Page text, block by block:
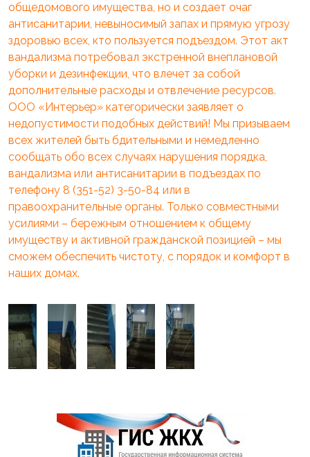
общедомового имущества, но и создает очаг
антисанитарии, невыносимый запах и прямую угрозу
здоровью всех, кто пользуется подъездом. Этот акт
вандализма потребовал экстренной внеплановой
уборки и дезинфекции, что влечет за собой
дополнительные расходы и отвлечение ресурсов.
ООО «Интерьер» категорически заявляет о
недопустимости подобных действий! Мы призываем
всех жителей быть бдительными и немедленно
сообщать обо всех случаях нарушения порядка,
вандализма или антисанитарии в подъездах по
телефону 8 (351-52) 3-50-84 или в
правоохранительные органы. Только совместными
усилиями – бережным отношением к общему
имуществу и активной гражданской позицией – мы
сможем обеспечить чистоту, с порядок и комфорт в
наших домах.